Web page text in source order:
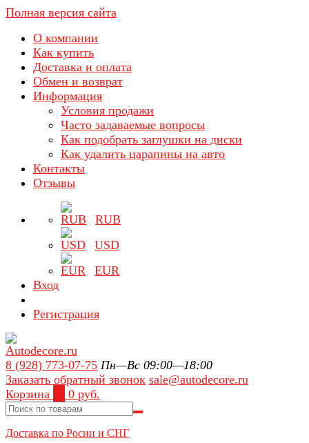
Полная версия сайта
О компании
Как купить
Доставка и оплата
Обмен и возврат
Информация
Условия продажи
Часто задаваемые вопросы
Как подобрать заглушки на диски
Как удалить царапины на авто
Контакты
Отзывы
RUB
USD
EUR
Вход
Регистрация
8 (928) 773-07-75 Пн—Вс 09:00—18:00
Заказать обратный звонок sale@autodecore.ru
Корзина
0 руб.
Доставка по Росии и СНГ